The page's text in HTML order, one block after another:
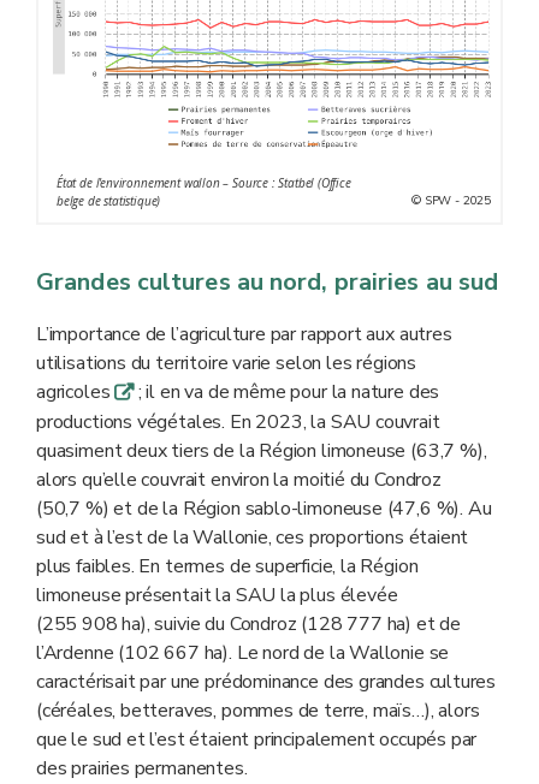
État de l'environnement wallon – Source : Statbel (Office
belge de statistique)
© SPW - 2025
Grandes cultures au nord, prairies au sud
L’importance de l’agriculture par rapport aux autres
utilisations du territoire varie selon les régions
agricolesq; il en va de même pour la nature des
productions végétales. En 2023, la SAU couvrait
quasiment deux tiers de la Région limoneuse (63,7 %),
alors qu’elle couvrait environ la moitié du Condroz
(50,7 %) et de la Région sablo-limoneuse (47,6 %). Au
sud et à l’est de la Wallonie, ces proportions étaient
plus faibles. En termes de superficie, la Région
limoneuse présentait la SAU la plus élevée
(255 908 ha), suivie du Condroz (128 777 ha) et de
l’Ardenne (102 667 ha). Le nord de la Wallonie se
caractérisait par une prédominance des grandes cultures
(céréales, betteraves, pommes de terre, maïs…), alors
que le sud et l’est étaient principalement occupés par
des prairies permanentes.